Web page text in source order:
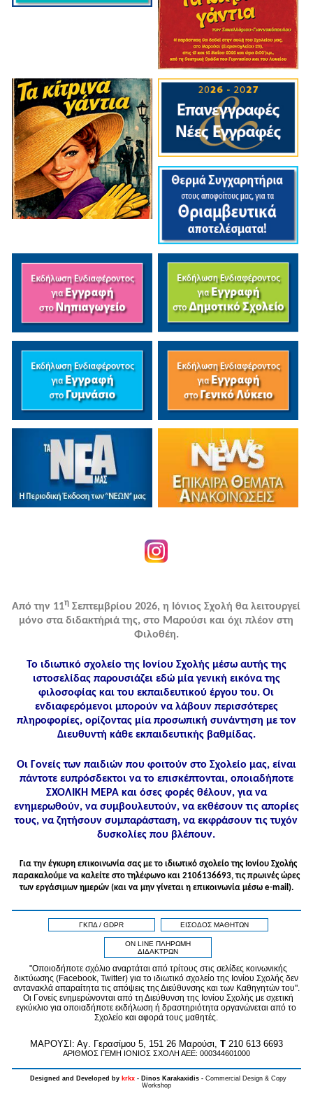
Από την 11η Σεπτεμβρίου 2026, η Ιόνιος Σχολή θα λειτουργεί
μόνο στα διδακτήριά της, στο Μαρούσι και όχι πλέον στη
Φιλοθέη.
Το ιδιωτικό σχολείο της Ιονίου Σχολής μέσω αυτής της
ιστοσελίδας παρουσιάζει εδώ μία γενική εικόνα της
φιλοσοφίας και του εκπαιδευτικού έργου του. Οι
ενδιαφερόμενοι μπορούν να λάβουν περισσότερες
πληροφορίες, ορίζοντας μία προσωπική συνάντηση με τον
Διευθυντή κάθε εκπαιδευτικής βαθμίδας.
Οι Γονείς των παιδιών που φοιτούν στο Σχολείο μας, είναι
πάντοτε ευπρόσδεκτοι να το επισκέπτονται, οποιαδήποτε
ΣΧΟΛΙΚΗ ΜΕΡΑ και όσες φορές θέλουν, για να
ενημερωθούν, να συμβουλευτούν, να εκθέσουν τις απορίες
τους, να ζητήσουν συμπαράσταση, να εκφράσουν τις τυχόν
δυσκολίες που βλέπουν.
Για την έγκυρη επικοινωνία σας με το ιδιωτικό σχολείο της Ιονίου Σχολής
παρακαλούμε να καλείτε στo τηλέφωνo και 2106136693, τις πρωινές ώρες
των εργάσιμων ημερών (και να μην γίνεται η επικοινωνία μέσω e-mail).
ΓΚΠΔ / GDPR ΕΙΣΟΔΟΣ ΜΑΘΗΤΩΝ
ON LINE ΠΛΗΡΩΜΗ
ΔΙΔΑΚΤΡΩΝ
"Οποιοδήποτε σχόλιο αναρτάται από τρίτους στις σελίδες κοινωνικής
δικτύωσης (Facebook, Twitter) για το ιδιωτικό σχολείο της Ιονίου Σχολής δεν
αντανακλά απαραίτητα τις απόψεις της Διεύθυνσης και των Καθηγητών του".
Οι Γονείς ενημερώνονται από τη Διεύθυνση της Ιονίου Σχολής με σχετική
εγκύκλιο για οποιαδήποτε εκδήλωση ή δραστηριότητα οργανώνεται από το
Σχολείο και αφορά τους μαθητές.
MAPOYΣΙ: Αγ. Γερασίμου 5, 151 26 Μαρούσι, T210 613 6693
ΑΡΙΘΜΟΣ ΓΕΜΗ ΙΟΝΙΟΣ ΣΧΟΛΗ ΑΕΕ: 000344601000
Designed and Developed by krkx- Dinos Karakaxidis - Commercial Design & Copy
Workshop